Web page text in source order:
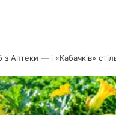
з Аптеки — і «Кабачків»